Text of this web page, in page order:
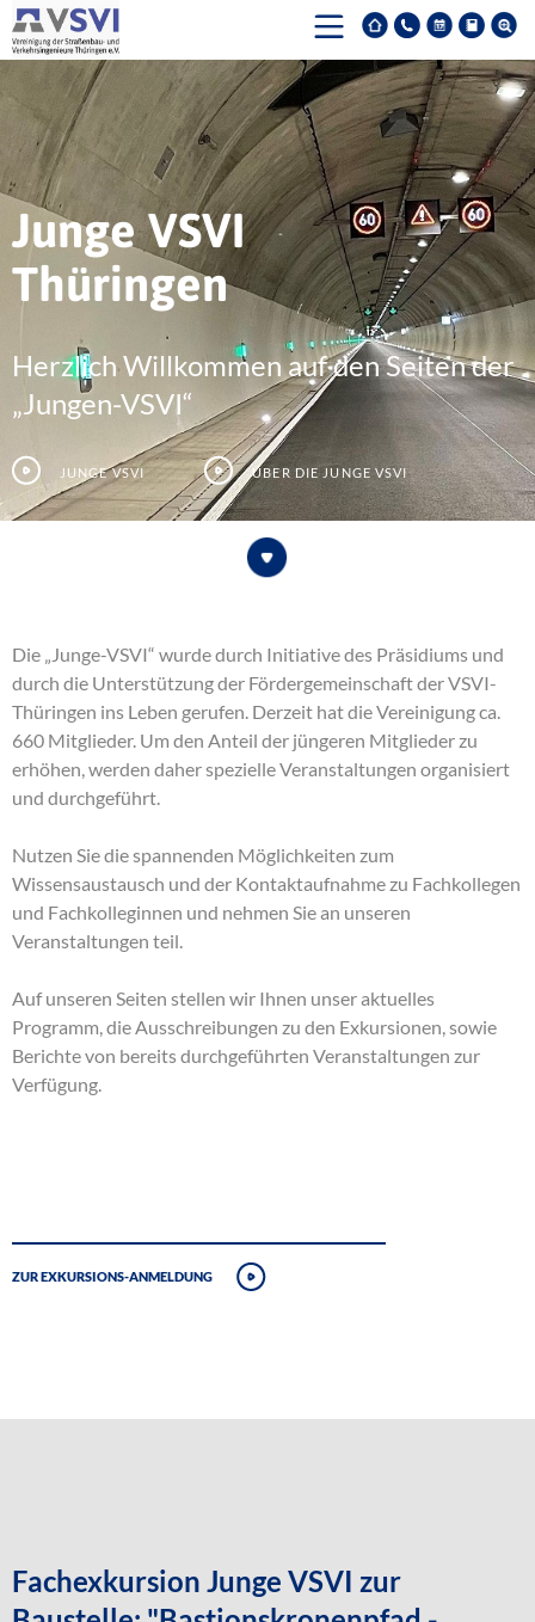
Junge VSVI
Thüringen
Herzlich Willkommen auf den Seiten der
„Jungen-VSVI“
Junge VSVI Über die junge VSVI
Die „Junge-VSVI“ wurde durch Initiative des Präsidiums und
durch die Unterstützung der Fördergemeinschaft der VSVI-
Thüringen ins Leben gerufen. Derzeit hat die Vereinigung ca.
660 Mitglieder. Um den Anteil der jüngeren Mitglieder zu
erhöhen, werden daher spezielle Veranstaltungen organisiert
und durchgeführt.
Nutzen Sie die spannenden Möglichkeiten zum
Wissensaustausch und der Kontaktaufnahme zu Fachkollegen
und Fachkolleginnen und nehmen Sie an unseren
Veranstaltungen teil.
Auf unseren Seiten stellen wir Ihnen unser aktuelles
Programm, die Ausschreibungen zu den Exkursionen, sowie
Berichte von bereits durchgeführten Veranstaltungen zur
Verfügung.
Zur Exkursions-Anmeldung
Fachexkursion Junge VSVI zur